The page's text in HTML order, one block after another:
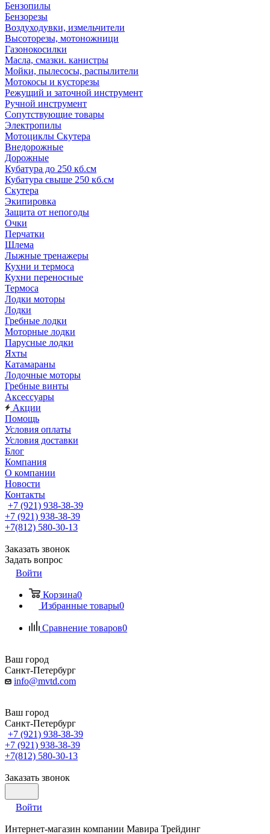
Бензопилы
Бензорезы
Воздуходувки, измельчители
Высоторезы, мотоножници
Газонокосилки
Масла, смазки. канистры
Мойки, пылесосы, распылители
Мотокосы и кусторезы
Режущий и заточной инструмент
Ручной инструмент
Сопутствующие товары
Электропилы
Мотоциклы Скутера
Внедорожные
Дорожные
Кубатура до 250 кб.см
Кубатура свыше 250 кб.см
Скутера
Экипировка
Защита от непогоды
Очки
Перчатки
Шлема
Лыжные тренажеры
Кухни и термоса
Кухни переносные
Термоса
Лодки моторы
Лодки
Гребные лодки
Моторные лодки
Парусные лодки
Яхты
Катамараны
Лодочные моторы
Гребные винты
Аксессуары
Акции
Помощь
Условия оплаты
Условия доставки
Блог
Компания
О компании
Новости
Контакты
+7 (921) 938-38-39
+7 (921) 938-38-39
+7(812) 580-30-13
Заказать звонок
Задать вопрос
Войти
Корзина0
Избранные товары0
Сравнение товаров0
Ваш город
Санкт-Петербург
info@mvtd.com
Ваш город
Санкт-Петербург
+7 (921) 938-38-39
+7 (921) 938-38-39
+7(812) 580-30-13
Заказать звонок
Войти
Интернет-магазин компании Мавира Трейдинг